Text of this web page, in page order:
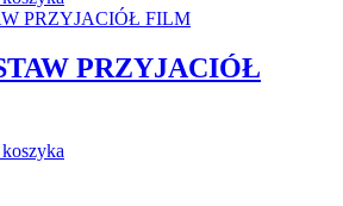
PRZYJACIÓŁ